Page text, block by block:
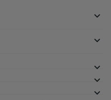
keyboard_arrow_down
keyboard_arrow_down
keyboard_arrow_down
keyboard_arrow_down
keyboard_arrow_down